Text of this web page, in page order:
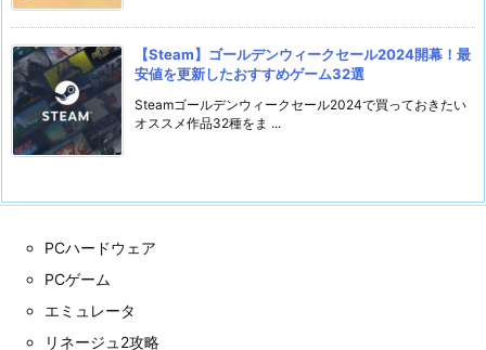
【Steam】ゴールデンウィークセール2024開幕！最
安値を更新したおすすめゲーム32選
Steamゴールデンウィークセール2024で買っておきたい
オススメ作品32種をま ...
PCハードウェア
PCゲーム
エミュレータ
リネージュ2攻略